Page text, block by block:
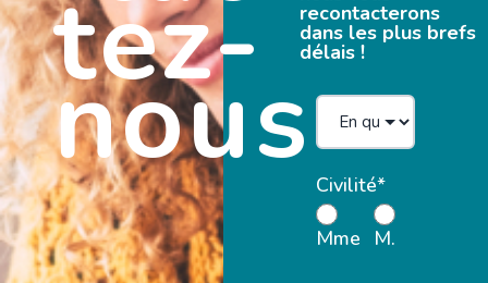
tez-
nous
recontacterons
dans les plus brefs
délais !
Civilité*
Mme M.